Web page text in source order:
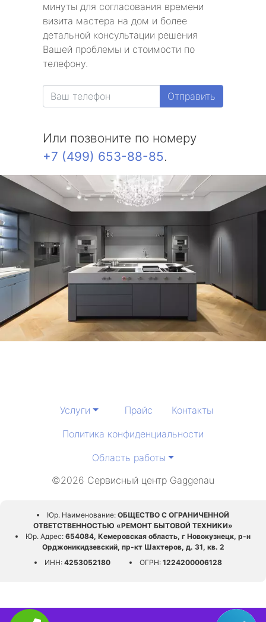
минуты для согласования времени
визита мастера на дом и более
детальной консультации решения
Вашей проблемы и стоимости по
телефону.
Отправить
Или позвоните по номеру
+7 (499) 653-88-85.
Услуги Прайс
Контакты
Политика конфиденциальности
Область работы
©2026 Сервисный центр Gaggenau
Юр. Наименование: ОБЩЕСТВО С ОГРАНИЧЕННОЙ
ОТВЕТСТВЕННОСТЬЮ «РЕМОНТ БЫТОВОЙ ТЕХНИКИ»
Юр. Адрес: 654084, Кемеровская область, г Новокузнецк, р-н
Орджоникидзевский, пр-кт Шахтеров, д. 31, кв. 2
ИНН: 4253052180 ОГРН: 1224200006128